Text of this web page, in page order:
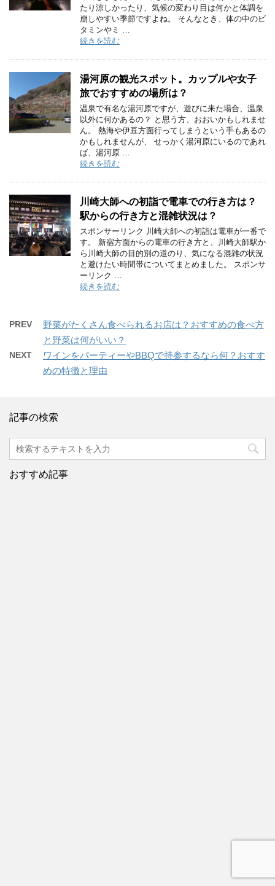
たり涼しかったり、気候の変わり目は何かと体調を
崩しやすい季節ですよね。 そんなとき、体の中のビ
タミンやミ …
続きを読む
湯河原の観光スポット。カップルや女子
旅でおすすめの場所は？
温泉で有名な湯河原ですが、遊びに来た場合、温泉
以外に何かあるの？ と思う方、おおいかもしれませ
ん。 熱海や伊豆方面行ってしまうという手もあるの
かもしれませんが、 せっかく湯河原にいるのであれ
ば、湯河原 …
続きを読む
川崎大師への初詣で電車での行き方は？
駅からの行き方と混雑状況は？
スポンサーリンク 川崎大師への初詣は電車が一番で
す。 新宿方面からの電車の行き方と、川崎大師駅か
ら川崎大師の目的別の道のり、気になる混雑の状況
と避けたい時間帯についてまとめました。 スポンサ
ーリンク …
続きを読む
PREV
野菜がたくさん食べられるお店は？おすすめの食べ方
と野菜は何がいい？
NEXT
ワインをパーティーやBBQで持参するなら何？おすす
めの特徴と理由
記事の検索
おすすめ記事